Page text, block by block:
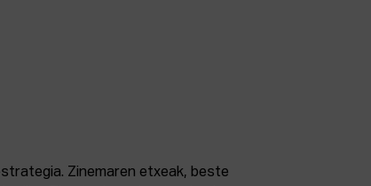
Zinemaren etxeak, beste